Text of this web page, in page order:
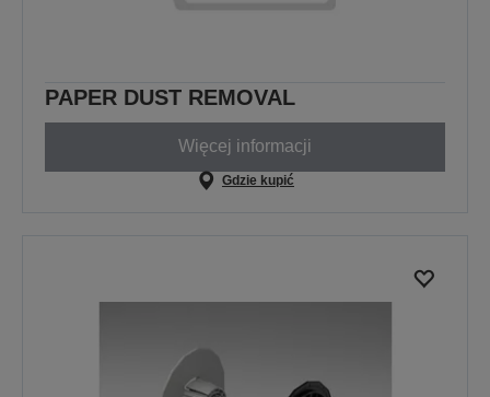
PAPER DUST REMOVAL
Więcej informacji
Gdzie kupić